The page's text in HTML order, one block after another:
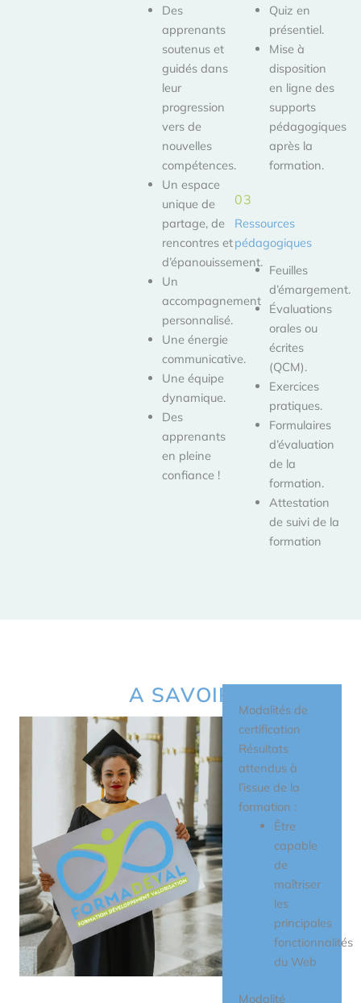
Des
apprenants
soutenus et
guidés dans
leur
progression
vers de
nouvelles
compétences.
Un espace
unique de
partage, de
rencontres et
d’épanouissement.
Un
accompagnement
personnalisé.
Une énergie
communicative.
Une équipe
dynamique.
Des
apprenants
en pleine
confiance !
Quiz en
présentiel.
Mise à
disposition
en ligne des
supports
pédagogiques
après la
formation.
03
Ressources
pédagogiques
Feuilles
d’émargement.
Évaluations
orales ou
écrites
(QCM).
Exercices
pratiques.
Formulaires
d’évaluation
de la
formation.
Attestation
de suivi de la
formation
A SAVOIR
Modalités de
certification
Résultats
attendus à
l’issue de la
formation :
Être
capable
de
maîtriser
les
principales
fonctionnalités
du Web
Modalité